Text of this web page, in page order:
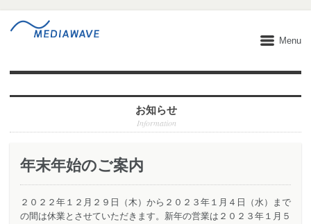
Menu
お知らせ
Information
年末年始のご案内
２０２２年１２月２９日（木）から２０２３年１月４日（水）まで
の間は休業とさせていただきます。新年の営業は２０２３年１月５